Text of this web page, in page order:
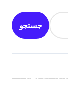
جستجو
اخبار: